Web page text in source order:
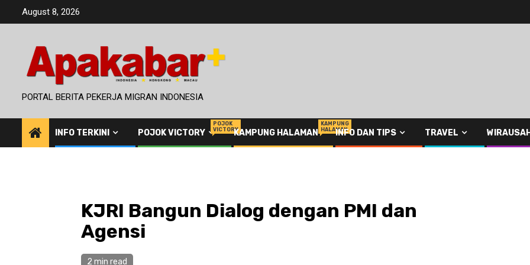
August 8, 2026
PORTAL BERITA PEKERJA MIGRAN INDONESIA
INFO TERKINI POJOK VICTORY
POJOK
VICTORYKAMPUNG HALAMAN
KAMPUNG
HALAMANINFO DAN TIPS TRAVEL
KJRI Bangun Dialog dengan PMI dan
Agensi
2 min read